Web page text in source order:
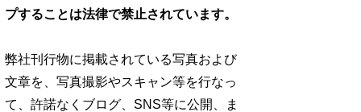
プすることは法律で禁止されています。
弊社刊行物に掲載されている写真および
文章を、写真撮影やスキャン等を行なっ
て、許諾なくブログ、SNS等に公開、ま